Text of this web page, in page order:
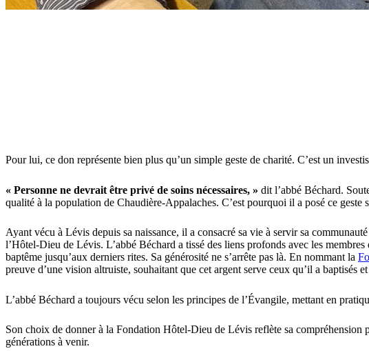
Pour lui, ce don représente bien plus qu’un simple geste de charité. C’est un
« Personne ne devrait être privé de soins nécessaires, » dit l’abbé Béchard.
qualité à la population de Chaudière-Appalaches. C’est pourquoi il a posé ce geste
Ayant vécu à Lévis depuis sa naissance, il a consacré sa vie à servir sa
l’Hôtel-Dieu de Lévis. L’abbé Béchard a tissé des liens profonds avec les
baptême jusqu’aux derniers rites. Sa générosité ne s’arrête pas là. En nommant la
preuve d’une vision altruiste, souhaitant que cet argent serve ceux qu’il a baptisés
L’abbé Béchard a toujours vécu selon les principes de l’Évangile, mettant en
Son choix de donner à la Fondation Hôtel-Dieu de Lévis reflète sa
générations à venir.